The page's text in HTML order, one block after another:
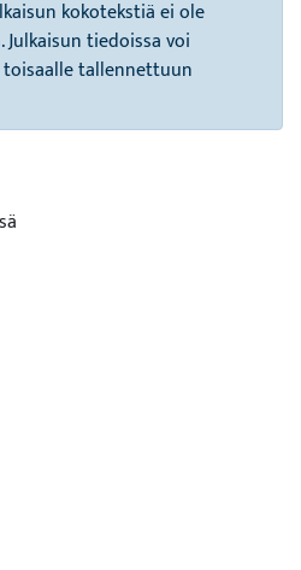
kokotekstiä ei ole
tiedoissa voi
tallennettuun